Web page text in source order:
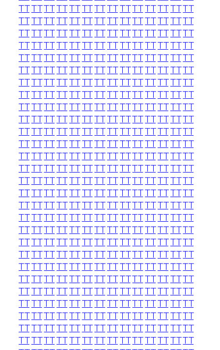
TTTTTTTTTTTTTTTTTTTTTTTTTTTT
TTTTTTTTTTTTTTTTTTTTTTTTTTTT
TTTTTTTTTTTTTTTTTTTTTTTTTTTT
TTTTTTTTTTTTTTTTTTTTTTTTTTTT
TTTTTTTTTTTTTTTTTTTTTTTTTTTT
TTTTTTTTTTTTTTTTTTTTTTTTTTTT
TTTTTTTTTTTTTTTTTTTTTTTTTTTT
TTTTTTTTTTTTTTTTTTTTTTTTTTTT
TTTTTTTTTTTTTTTTTTTTTTTTTTTT
TTTTTTTTTTTTTTTTTTTTTTTTTTTT
TTTTTTTTTTTTTTTTTTTTTTTTTTTT
TTTTTTTTTTTTTTTTTTTTTTTTTTTT
TTTTTTTTTTTTTTTTTTTTTTTTTTTT
TTTTTTTTTTTTTTTTTTTTTTTTTTTT
TTTTTTTTTTTTTTTTTTTTTTTTTTTT
TTTTTTTTTTTTTTTTTTTTTTTTTTTT
TTTTTTTTTTTTTTTTTTTTTTTTTTTT
TTTTTTTTTTTTTTTTTTTTTTTTTTTT
TTTTTTTTTTTTTTTTTTTTTTTTTTTT
TTTTTTTTTTTTTTTTTTTTTTTTTTTT
TTTTTTTTTTTTTTTTTTTTTTTTTTTT
TTTTTTTTTTTTTTTTTTTTTTTTTTTT
TTTTTTTTTTTTTTTTTTTTTTTTTTTT
TTTTTTTTTTTTTTTTTTTTTTTTTTTT
TTTTTTTTTTTTTTTTTTTTTTTTTTTT
TTTTTTTTTTTTTTTTTTTTTTTTTTTT
TTTTTTTTTTTTTTTTTTTTTTTTTTTT
TTTTTTTTTTTTTTTTTTTTTTTTTTTT